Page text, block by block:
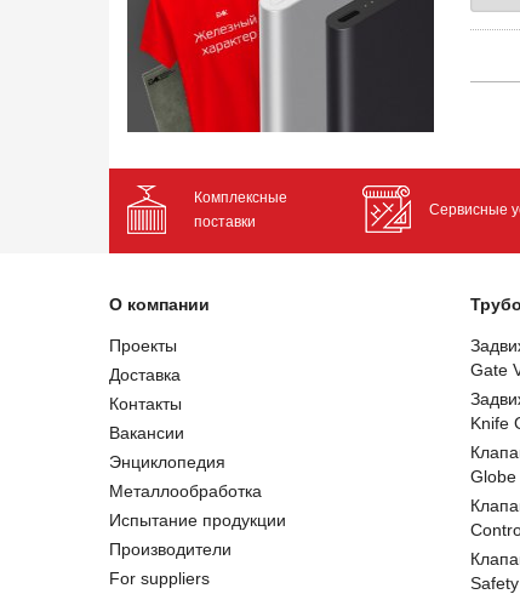
Комплексные
поставки
Сервисные
О компании
Проекты
Доставка
Контакты
Вакансии
Энциклопедия
Металлообработка
Испытание продукции
Производители
For suppliers
Gate
Knife
Globe